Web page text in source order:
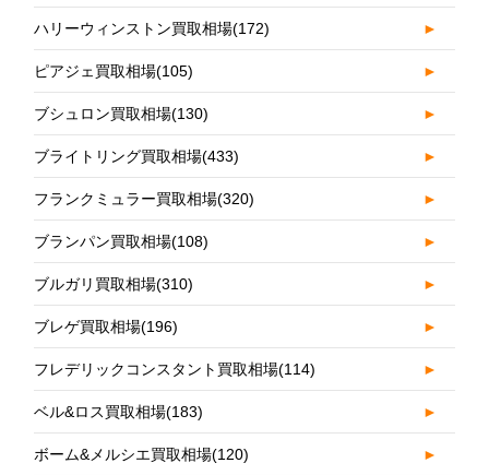
ハリーウィンストン買取相場(172) ►
ピアジェ買取相場(105) ►
ブシュロン買取相場(130) ►
ブライトリング買取相場(433) ►
フランクミュラー買取相場(320) ►
ブランパン買取相場(108) ►
ブルガリ買取相場(310) ►
ブレゲ買取相場(196) ►
フレデリックコンスタント買取相場(114) ►
ベル&ロス買取相場(183) ►
ボーム&メルシエ買取相場(120) ►